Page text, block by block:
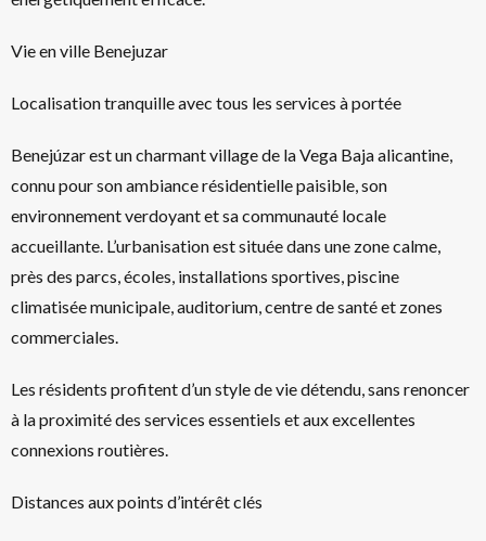
Vie en ville Benejuzar
Localisation tranquille avec tous les services à portée
Benejúzar est un charmant village de la Vega Baja alicantine,
connu pour son ambiance résidentielle paisible, son
environnement verdoyant et sa communauté locale
accueillante. L’urbanisation est située dans une zone calme,
près des parcs, écoles, installations sportives, piscine
climatisée municipale, auditorium, centre de santé et zones
commerciales.
Les résidents profitent d’un style de vie détendu, sans renoncer
à la proximité des services essentiels et aux excellentes
connexions routières.
Distances aux points d’intérêt clés